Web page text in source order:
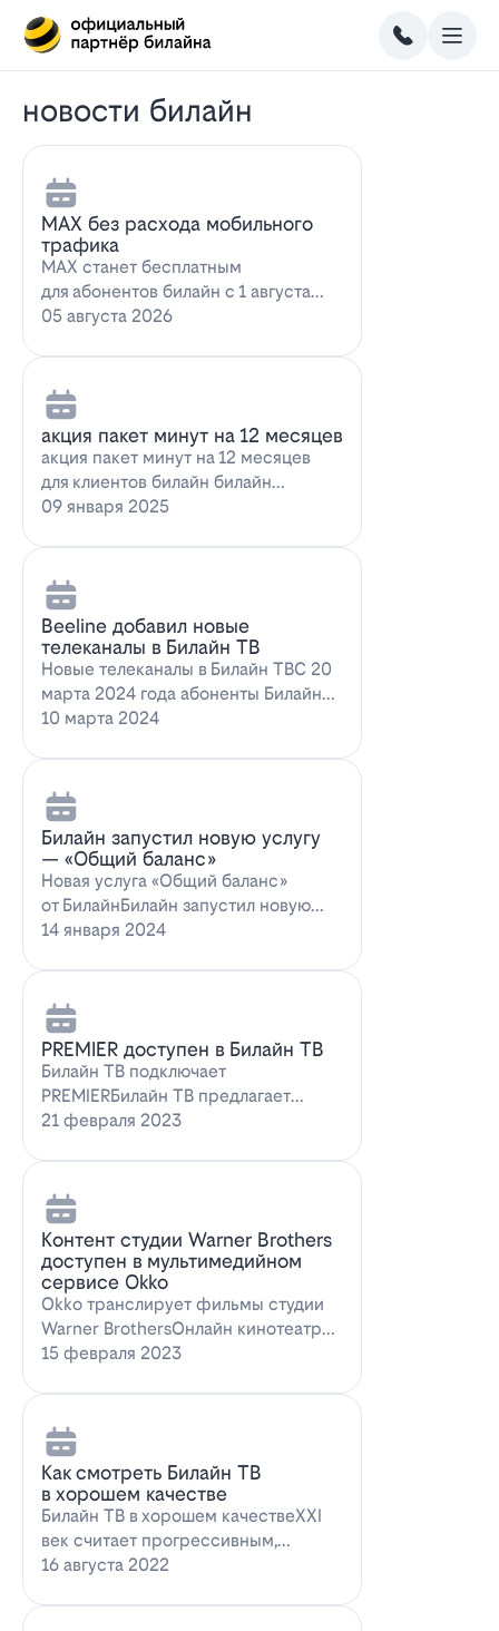
новости билайн
MAX без расхода мобильного
трафика
MAX станет бесплатным
для абонентов билайн с 1 августа
2026 года использование
05 августа 2026
акция пакет минут на 12 месяцев
акция пакет минут на 12 месяцев
для клиентов билайн билайн
запускает новое выгодное
09 января 2025
Beeline добавил новые
телеканалы в Билайн ТВ
Новые телеканалы в Билайн ТВС 20
марта 2024 года абоненты Билайн
ТВ получат возможность
10 марта 2024
Билайн запустил новую услугу
— «Общий баланс»
Новая услуга «Общий баланс»
от БилайнБилайн запустил новую
услугу – "Общий баланс"…
14 января 2024
PREMIER доступен в Билайн ТВ
Билайн ТВ подключает
PREMIERБилайн ТВ предлагает
подписку на PREMIER. Всем
21 февраля 2023
Контент студии Warner Brothers
доступен в мультимедийном
сервисе Okko
Okko транслирует фильмы студии
Warner BrothersОнлайн кинотеатр
Okko пополнил коллекцию лучшими
15 февраля 2023
Как смотреть Билайн ТВ
в хорошем качестве
Билайн ТВ в хорошем качествеXXI
век считает прогрессивным,
большинство технологий доступны
16 августа 2022